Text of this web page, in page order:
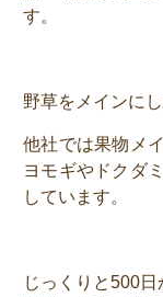
す。
野草をメインに
他社では果物メ
ヨモギやドクダ
しています。
じっくりと500日